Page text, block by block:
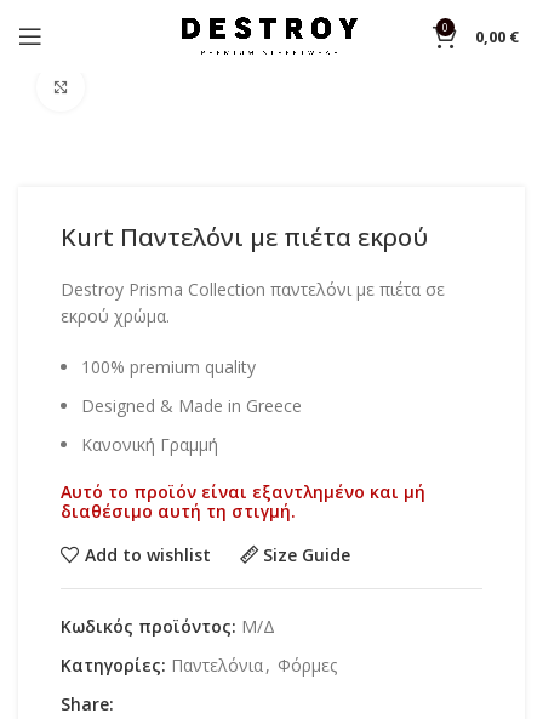
0 0,00 €
Φόρμες
Kurt Παντελόνι με πιέτα εκρού
Destroy Prisma Collection παντελόνι με πιέτα σε
εκρού χρώμα.
100% premium quality
Designed & Made in Greece
Κανονική Γραμμή
Αυτό το προϊόν είναι εξαντλημένο και μή
διαθέσιμο αυτή τη στιγμή.
Add to wishlist
Size Guide
Κωδικός προϊόντος: Μ/Δ
Κατηγορίες: Παντελόνια, Φόρμες
Share: